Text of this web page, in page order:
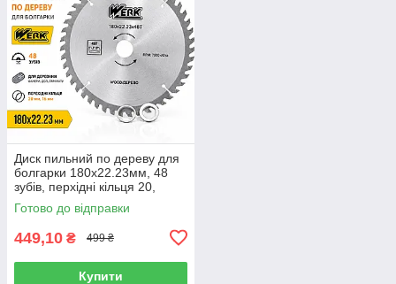
Диск пильний по дереву для
болгарки 180х22.23мм, 48
зубів, перхідні кільця 20,
16мм Werk 36102 (4332628)
Готово до відправки
449,10 ₴ 499 ₴
Купити